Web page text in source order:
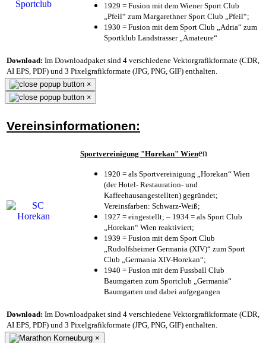
1929 = Fusion mit dem Wiener Sport Club
„Pfeil“ zum Margarethner Sport Club „Pfeil“;
1930 = Fusion mit dem Sport Club „Adria“ zum
Sportklub Landstrasser „Amateure“
Download: Im Downloadpaket sind 4 verschiedene Vektorgrafikformate (CDR,
AI EPS, PDF) und 3 Pixelgrafikformate (JPG, PNG, GIF) enthalten.
×
×
Vereinsinformationen:
Sportvereinigung "Horekan" Wienen
1920 = als Sportvereinigung „Horekan“ Wien
(der Hotel- Restauration- und
Kaffeehausangestellten) gegründet;
Vereinsfarben: Schwarz-Weiß;
1927 = eingestellt; – 1934 = als Sport Club
„Horekan“ Wien reaktiviert;
1939 = Fusion mit dem Sport Club
„Rudolfsheimer Germania (XIV)“ zum Sport
Club „Germania XIV-Horekan“;
1940 = Fusion mit dem Fussball Club
Baumgarten zum Sportclub „Germania“
Baumgarten und dabei aufgegangen
Download: Im Downloadpaket sind 4 verschiedene Vektorgrafikformate (CDR,
AI EPS, PDF) und 3 Pixelgrafikformate (JPG, PNG, GIF) enthalten.
×